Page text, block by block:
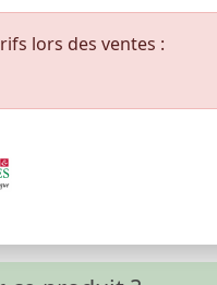
lors des ventes :